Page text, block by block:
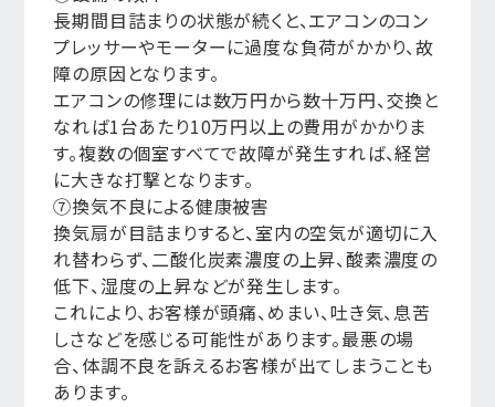
長期間目詰まりの状態が続くと、エアコンのコン
プレッサーやモーターに過度な負荷がかかり、故
障の原因となります。
エアコンの修理には数万円から数十万円、交換と
なれば1台あたり10万円以上の費用がかかりま
す。複数の個室すべてで故障が発生すれば、経営
に大きな打撃となります。
⑦換気不良による健康被害
換気扇が目詰まりすると、室内の空気が適切に入
れ替わらず、二酸化炭素濃度の上昇、酸素濃度の
低下、湿度の上昇などが発生します。
これにより、お客様が頭痛、めまい、吐き気、息苦
しさなどを感じる可能性があります。最悪の場
合、体調不良を訴えるお客様が出てしまうことも
あります。